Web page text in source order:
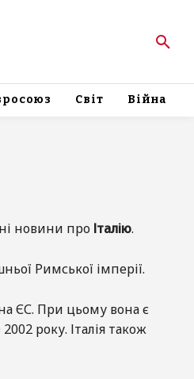
Світ Війна
новини про Італію.
Римської імперії.
ЄС. При цьому вона є
року. Італія також